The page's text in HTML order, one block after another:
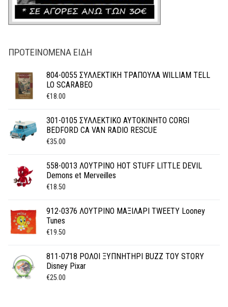
ΠΡΟΤΕΙΝΌΜΕΝΑ ΕΊΔΗ
804-0055 ΣΥΛΛΕΚΤΙΚΗ ΤΡΑΠΟΥΛΑ WILLIAM TELL
LO SCARABEO
€18.00
301-0105 ΣΥΛΛΕΚΤΙΚΟ ΑΥΤΟΚΙΝΗΤΟ CORGI
BEDFORD CA VAN RADIO RESCUE
€35.00
558-0013 ΛΟΥΤΡΙΝΟ HOT STUFF LITTLE DEVIL
Demons et Merveilles
€18.50
912-0376 ΛΟΥΤΡΙΝΟ ΜΑΞΙΛΑΡΙ TWEETY Looney
Tunes
€19.50
811-0718 ΡΟΛΟΙ ΞΥΠΝΗΤΗΡΙ BUZZ TOY STORY
Disney Pixar
€25.00